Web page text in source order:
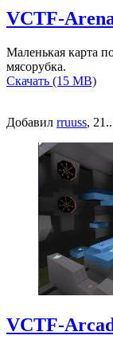
VCTF-
Маленькая карта
мясорубка.
Скачать (15 MB)
Добавил rruuss,
VCTF-